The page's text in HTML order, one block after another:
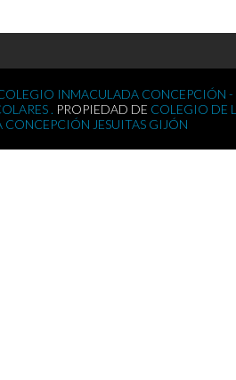
INMACULADA CONCEPCIÓN -
. PROPIEDAD DE COLEGIO DE
CONCEPCIÓN JESUITAS GIJÓN